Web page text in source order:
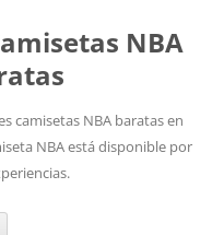
NBA
camisetas NBA baratas en
NBA está disponible por